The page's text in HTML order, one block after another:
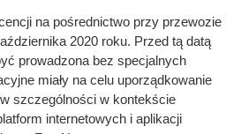
na pośrednictwo przy przewozie
2020 roku. Przed tą datą
prowadzona bez specjalnych
miały na celu uporządkowanie
szczególności w kontekście
internetowych i aplikacji